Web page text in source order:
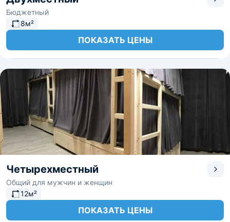
Бюджетный
8м²
ПОКАЗАТЬ ЦЕНЫ
Четырехместный
Общий для мужчин и женщин
12м²
ПОКАЗАТЬ ЦЕНЫ